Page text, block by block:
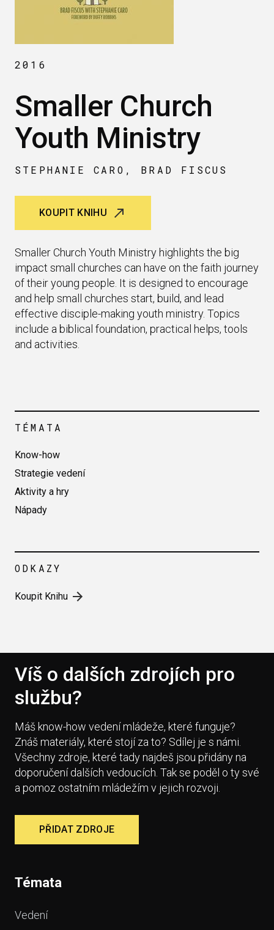
2016
Smaller Church
Youth Ministry
STEPHANIE CARO, BRAD FISCUS
KOUPIT KNIHU
Smaller Church Youth Ministry highlights the big
impact small churches can have on the faith journey
of their young people. It is designed to encourage
and help small churches start, build, and lead
effective disciple-making youth ministry. Topics
include a biblical foundation, practical helps, tools
and activities.
TÉMATA
Know-how
Strategie vedení
Aktivity a hry
Nápady
ODKAZY
Koupit Knihu
Víš o dalších zdrojích pro
službu?
Máš know-how vedení mládeže, které funguje?
Znáš materiály, které stojí za to? Sdílej je s námi.
Všechny zdroje, které tady najdeš jsou přidány na
doporučení dalších vedoucích. Tak se poděl o ty své
a pomoz ostatním mládežím v jejich rozvoji.
PŘIDAT ZDROJE
Témata
Vedení